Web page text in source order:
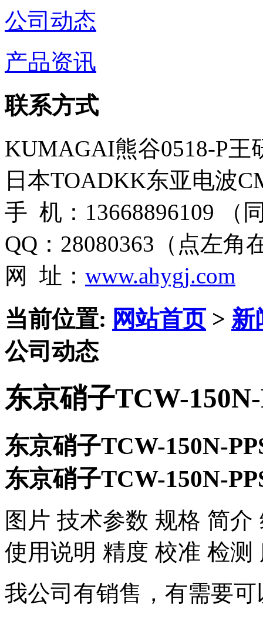
公司动态
产品资讯
联系方式
KUMAGAI熊谷0518-P王
日本TOADKK东亚电波
手 机：13668896109 （
QQ：28080363（点左角
网 址： www.ahygj.com
当前位置: 网站首页> 新
公司动态
东京硝子TCW-
东京硝子TCW-150N-
东京硝子TCW-150N-
图片 技术参数 规格 简
使用说明 精度 校准 检测
我公司有销售，有需要